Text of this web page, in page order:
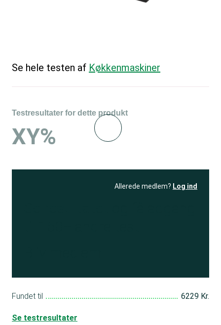
Se hele testen af Køkkenmaskiner
Testresultater for dette produkt
XY%
Allerede medlem? Log ind
Fundet til 6229 Kr.
Se testresultater